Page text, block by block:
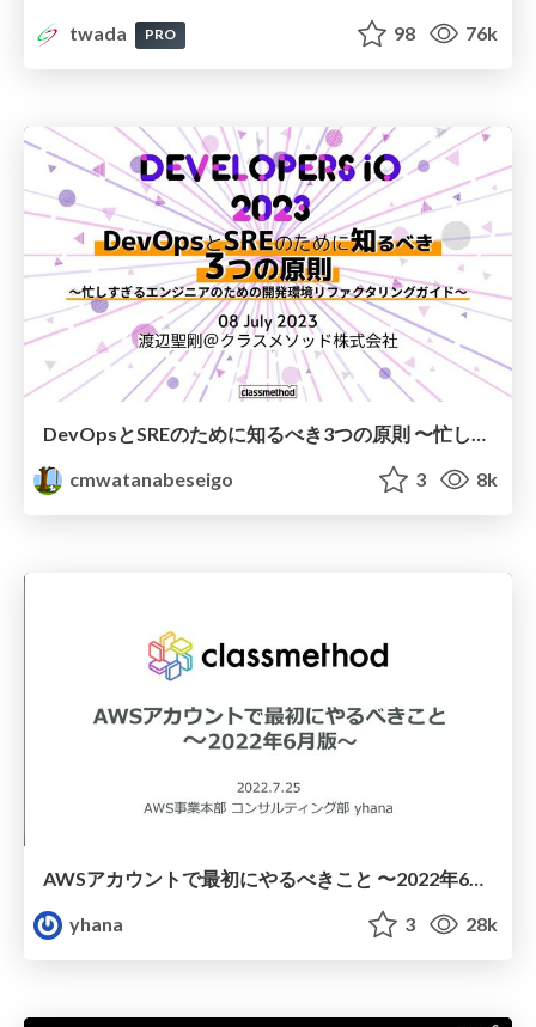
twada PRO 98 76k
DevOpsとSREのために知るべき3つの原則 〜忙しすぎるエンジニアのための開発環境リファクタリングガイド〜
cmwatanabeseigo
3 8k
AWSアカウントで最初にやるべきこと 〜2022年6月版〜
yhana
3 28k